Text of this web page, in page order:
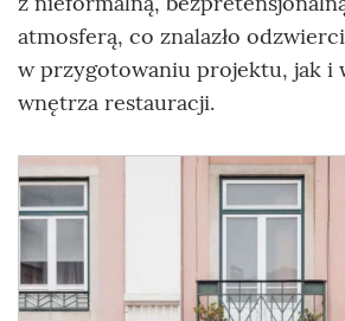
atmosferą, co znalazło
w przygotowaniu projektu, jak i
wnętrza restauracji.